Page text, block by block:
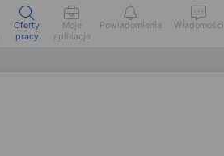
Oferty
pracy
Moje
aplikacje
Powiadomienia Wiadomości